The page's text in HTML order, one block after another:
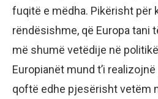
fuqitë e mëdha. Pikërisht për
rëndësishme, që Europa tani
më shumë vetëdije në
Europianët mund t’i
qoftë edhe pjesërisht vetëm